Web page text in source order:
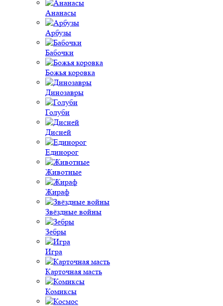
Ананасы
Арбузы
Бабочки
Божья коровка
Динозавры
Голуби
Дисней
Единорог
Животные
Жираф
Звёздные войны
Зебры
Игра
Карточная масть
Комиксы